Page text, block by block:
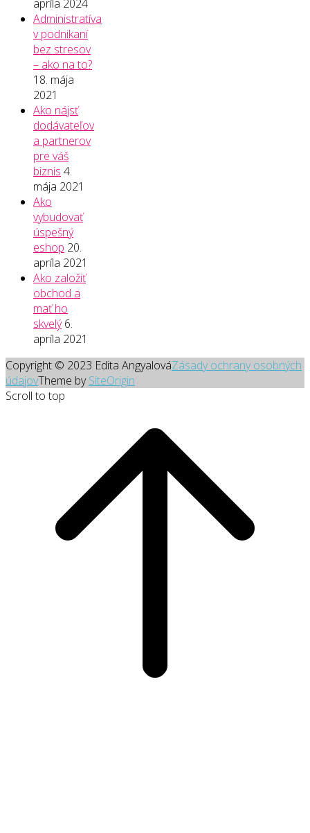
apríla 2024
Administratíva
v podnikaní
bez stresov
– ako na to?
18. mája
2021
Ako nájsť
dodávateľov
a partnerov
pre váš
biznis 4.
mája 2021
Ako
vybudovať
úspešný
eshop 20.
apríla 2021
Ako založiť
obchod a
mať ho
skvelý 6.
apríla 2021
Copyright © 2023 Edita AngyalováZásady ochrany osobných
údajovTheme bySiteOrigin
Scroll to top